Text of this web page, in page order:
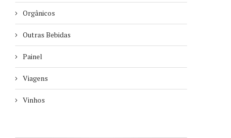
Orgânicos
Outras Bebidas
Painel
Viagens
Vinhos